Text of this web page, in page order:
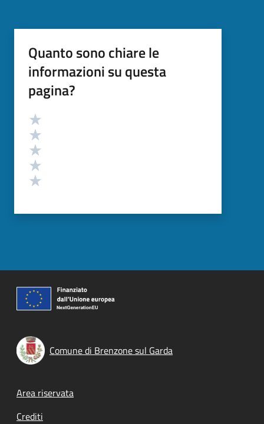
Quanto sono chiare le
informazioni su questa
pagina?
Valutazione
Comune di Brenzone sul Garda
Footer menu
Area riservata
Crediti